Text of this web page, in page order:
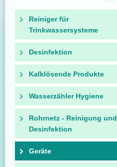
Reiniger für
Trinkwassersysteme
Desinfektion
Kalklösende Produkte
Wasserzähler Hygiene
Rohrnetz - Reinigung und
Desinfektion
Geräte